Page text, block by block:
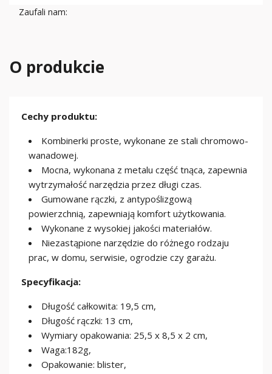
Zaufali nam:
O produkcie
Cechy produktu:
Kombinerki proste, wykonane ze stali chromowo-
wanadowej.
Mocna, wykonana z metalu część tnąca, zapewnia
wytrzymałość narzędzia przez długi czas.
Gumowane rączki, z antypoślizgową
powierzchnią, zapewniają komfort użytkowania.
Wykonane z wysokiej jakości materiałów.
Niezastąpione narzędzie do różnego rodzaju
prac, w domu, serwisie, ogrodzie czy garażu.
Specyfikacja:
Długość całkowita: 19,5 cm,
Długość rączki: 13 cm,
Wymiary opakowania: 25,5 x 8,5 x 2 cm,
Waga:182g,
Opakowanie: blister,